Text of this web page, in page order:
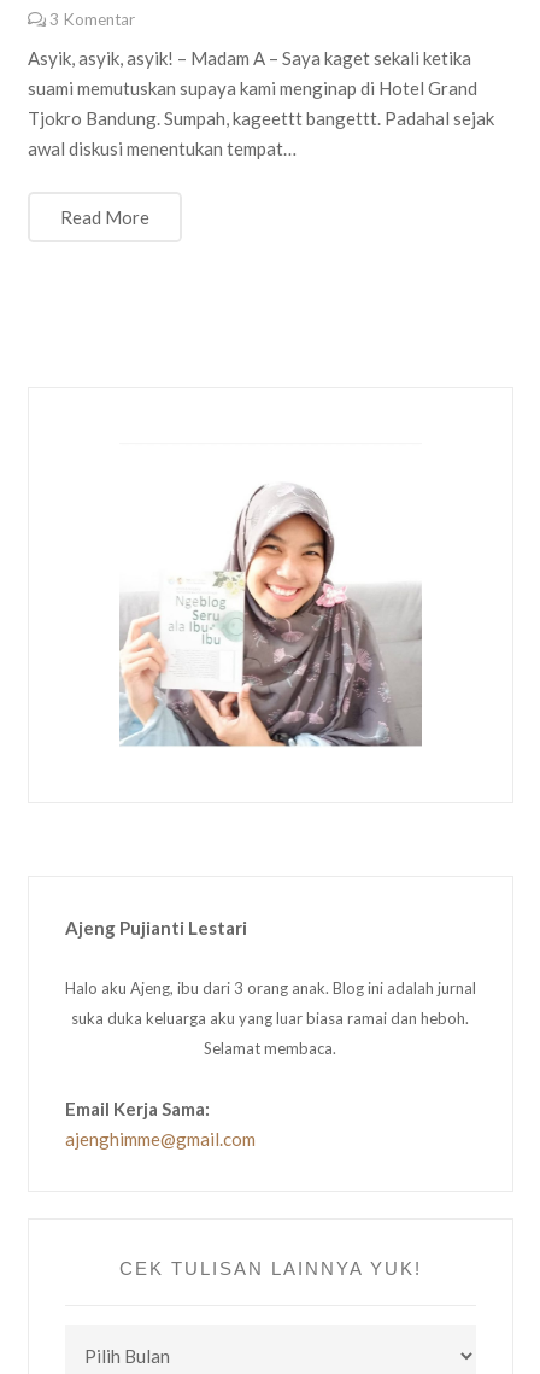
3 Komentar
Asyik, asyik, asyik! – Madam A – Saya kaget sekali ketika
suami memutuskan supaya kami menginap di Hotel Grand
Tjokro Bandung. Sumpah, kageettt bangettt. Padahal sejak
awal diskusi menentukan tempat…
Read More
Ajeng Pujianti Lestari
Halo aku Ajeng, ibu dari 3 orang anak. Blog ini adalah jurnal
suka duka keluarga aku yang luar biasa ramai dan heboh.
Selamat membaca.
Email Kerja Sama:
ajenghimme@gmail.com
CEK TULISAN LAINNYA YUK!
TULISAN